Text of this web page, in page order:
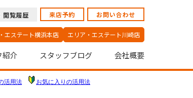
閲覧履歴 来店予約 お問い合わせ
エステート横浜本店 エリア・エステート川崎店
紹介 スタッフブログ 会社概要
活用法 お気に入りの活用法